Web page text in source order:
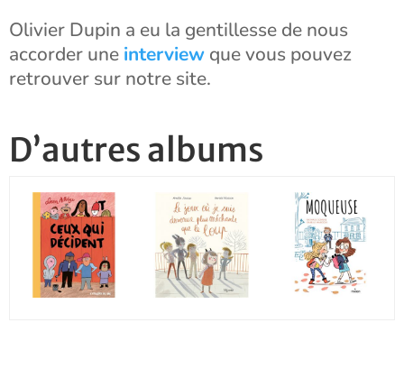
Olivier Dupin a eu la gentillesse de nous
accorder une interview que vous pouvez
retrouver sur notre site.
D’autres albums